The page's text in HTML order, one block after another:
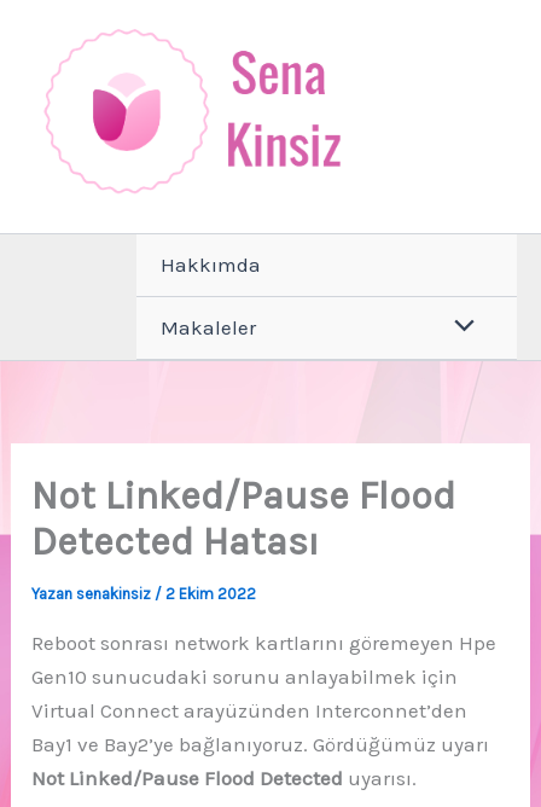
Hakkımda
Makaleler
Not Linked/Pause Flood
Detected Hatası
Yazan senakinsiz /2 Ekim 2022
Reboot sonrası network kartlarını göremeyen Hpe
Gen10 sunucudaki sorunu anlayabilmek için
Virtual Connect arayüzünden Interconnet’den
Bay1 ve Bay2’ye bağlanıyoruz. Gördüğümüz uyarı
Not Linked/Pause Flood Detected uyarısı.